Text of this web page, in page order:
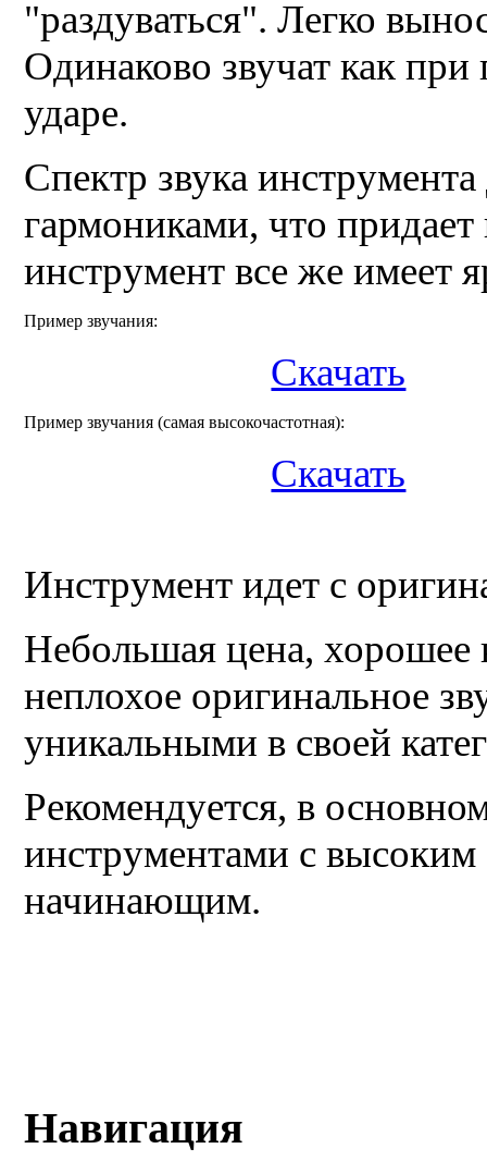
"раздуваться". Легко
Одинаково звучат как
ударе.
Спектр звука
гармониками, что
инструмент все же имеет
Пример звучания:
Скачать
Пример звучания (самая высокочастотная):
Скачать
Инструмент идет c
Небольшая цена, хорошее
неплохое оригинальное
уникальными в своей
Рекомендуется, в
инструментами с
начинающим.
Навигация